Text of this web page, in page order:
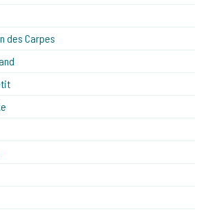
des Carpes